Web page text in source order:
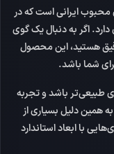
محبوب ایرانی است که در
اگر به دنبال یکگوی
هستید، این محصول
شما باشد.
طبیعی‌تر باشد و تجربه
همین دلیل بسیاری از
با ابعاد استاندارد